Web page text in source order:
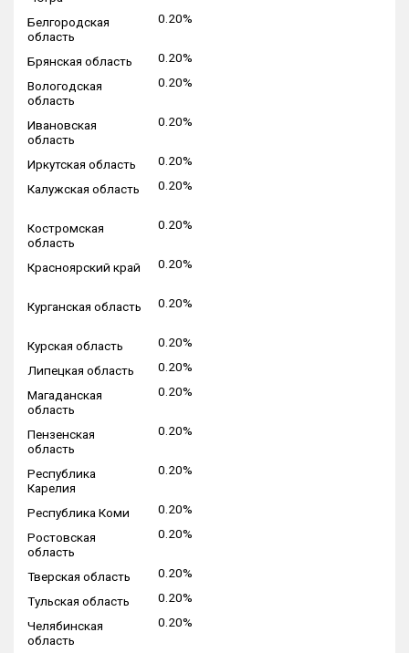
Белгородская
область
0.20%
Брянская область
0.20%
Вологодская
область
0.20%
Ивановская
область
0.20%
Иркутская область
0.20%
Калужская область
0.20%
Костромская
область
0.20%
Красноярский край 0.20%
Курганская область 0.20%
Курская область
0.20%
Липецкая область
0.20%
Магаданская
область
0.20%
Пензенская
область
0.20%
Республика
Карелия
0.20%
Республика Коми
0.20%
Ростовская
область
0.20%
Тверская область
0.20%
Тульская область
0.20%
Челябинская
область
0.20%